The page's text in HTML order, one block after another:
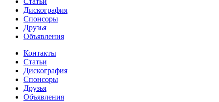
Дискография
Спонсоры
Друзья
Объявления
Контакты
Статьи
Дискография
Спонсоры
Друзья
Объявления